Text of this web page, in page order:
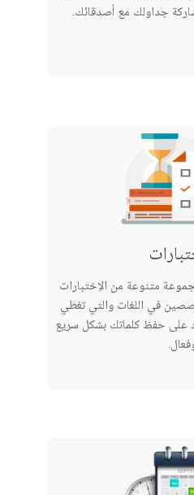
جداولك مع أصدقائك.
متنوعة من الاِختبارات
في اللغات والتي تغطي
على حفظ كلماتك بشكل سريع